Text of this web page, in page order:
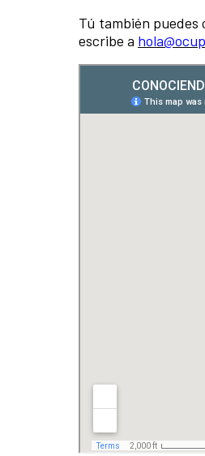
Tú también puedes
escribe a